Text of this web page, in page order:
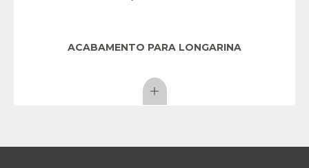
ACABAMENTO PARA LONGARINA